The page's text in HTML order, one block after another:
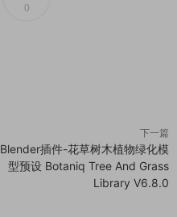
0
下一篇
Blender插件-花草树木植物绿化模
型预设 Botaniq Tree And Grass
Library V6.8.0